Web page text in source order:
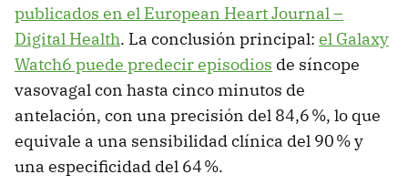
publicados en el European Heart Journal –
Digital Health. La conclusión principal: el Galaxy
Watch6 puede predecir episodios de síncope
vasovagal con hasta cinco minutos de
antelación, con una precisión del 84,6 %, lo que
equivale a una sensibilidad clínica del 90 % y
una especificidad del 64 %.